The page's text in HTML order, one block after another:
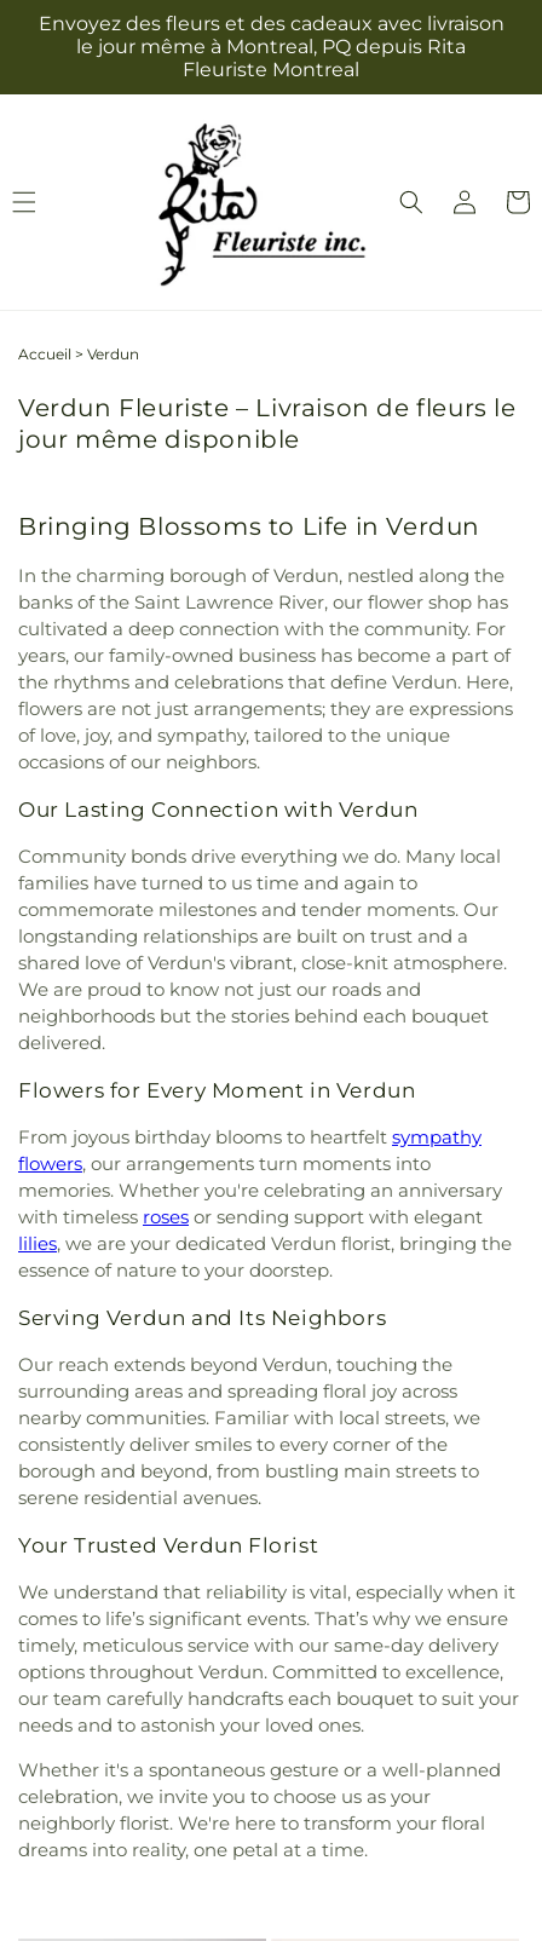
passer
Envoyez des fleurs et des cadeaux avec livraison
le jour même à Montreal, PQ depuis Rita
Fleuriste Montreal
Connexion
Accueil > Verdun
Verdun Fleuriste – Livraison de fleurs le
jour même disponible
Bringing Blossoms to Life in Verdun
In the charming borough of Verdun, nestled along the
banks of the Saint Lawrence River, our flower shop has
cultivated a deep connection with the community. For
years, our family-owned business has become a part of
the rhythms and celebrations that define Verdun. Here,
flowers are not just arrangements; they are expressions
of love, joy, and sympathy, tailored to the unique
occasions of our neighbors.
Our Lasting Connection with Verdun
Community bonds drive everything we do. Many local
families have turned to us time and again to
commemorate milestones and tender moments. Our
longstanding relationships are built on trust and a
shared love of Verdun's vibrant, close-knit atmosphere.
We are proud to know not just our roads and
neighborhoods but the stories behind each bouquet
delivered.
Flowers for Every Moment in Verdun
From joyous birthday blooms to heartfelt sympathy
flowers, our arrangements turn moments into
memories. Whether you're celebrating an anniversary
with timeless roses or sending support with elegant
lilies, we are your dedicated Verdun florist, bringing the
essence of nature to your doorstep.
Serving Verdun and Its Neighbors
Our reach extends beyond Verdun, touching the
surrounding areas and spreading floral joy across
nearby communities. Familiar with local streets, we
consistently deliver smiles to every corner of the
borough and beyond, from bustling main streets to
serene residential avenues.
Your Trusted Verdun Florist
We understand that reliability is vital, especially when it
comes to life’s significant events. That’s why we ensure
timely, meticulous service with our same-day delivery
options throughout Verdun. Committed to excellence,
our team carefully handcrafts each bouquet to suit your
needs and to astonish your loved ones.
Whether it's a spontaneous gesture or a well-planned
celebration, we invite you to choose us as your
neighborly florist. We're here to transform your floral
dreams into reality, one petal at a time.